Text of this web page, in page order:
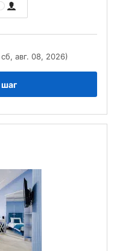
авг. 08, 2026)